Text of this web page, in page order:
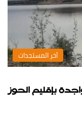
‏آخر المستجدات
بإقليم الحوز